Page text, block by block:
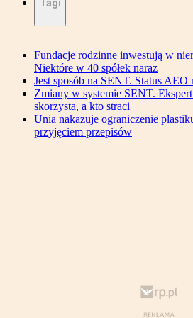
Tagi
Fundacje rodzinne inwestują w
Niektóre w 40 spółek naraz
Jest sposób na SENT. Status
Zmiany w systemie SENT.
skorzysta, a kto straci
Unia nakazuje ograniczenie
przyjęciem przepisów